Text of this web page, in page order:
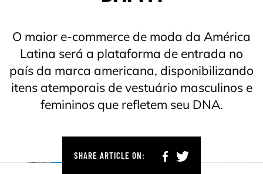
O maior e-commerce de moda da América
Latina será a plataforma de entrada no
país da marca americana, disponibilizando
itens atemporais de vestuário masculinos e
femininos que refletem seu DNA.
SHARE ARTICLE ON: